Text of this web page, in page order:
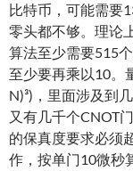
比特币，可能需要
零头都不够。理论
算法至少需要515
至少要再乘以10。
N)³)，里面涉及到
又有几千个CNOT
的保真度要求必须
作，按单门10微秒